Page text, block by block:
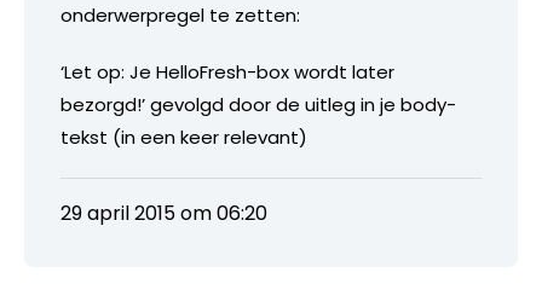
onderwerpregel te zetten:
‘Let op: Je HelloFresh-box wordt later
bezorgd!’ gevolgd door de uitleg in je body-
tekst (in een keer relevant)
29 april 2015 om 06:20